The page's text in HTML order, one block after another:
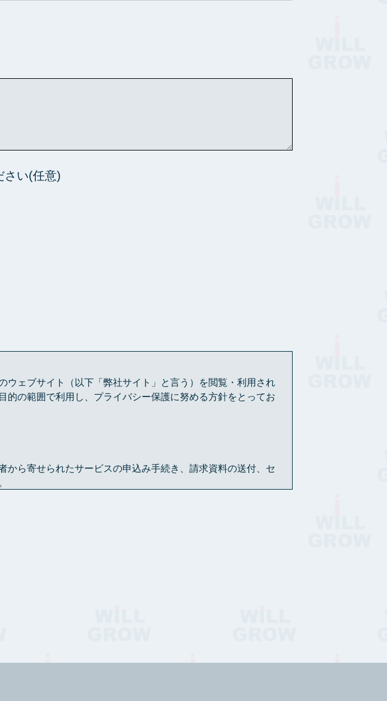
さい(任意)
ウェブサイト（以下「弊社サイト」と言う）を閲覧・利用され
の範囲で利用し、プライバシー保護に努める方針をとってお
ら寄せられたサービスの申込み手続き、請求資料の送付、セ